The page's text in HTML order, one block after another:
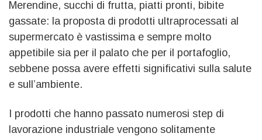
Merendine, succhi di frutta, piatti pronti, bibite
gassate: la proposta di prodotti ultraprocessati al
supermercato è vastissima e sempre molto
appetibile sia per il palato che per il portafoglio,
sebbene possa avere effetti significativi sulla salute
e sull’ambiente.
I prodotti che hanno passato numerosi step di
lavorazione industriale vengono solitamente